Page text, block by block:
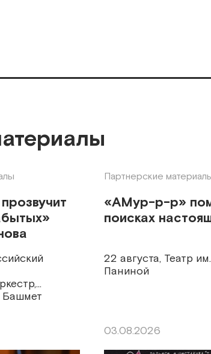
Партнерские
«АМур-р-р»
поисках
22 августа, Театр
Паниной
03.08.2026